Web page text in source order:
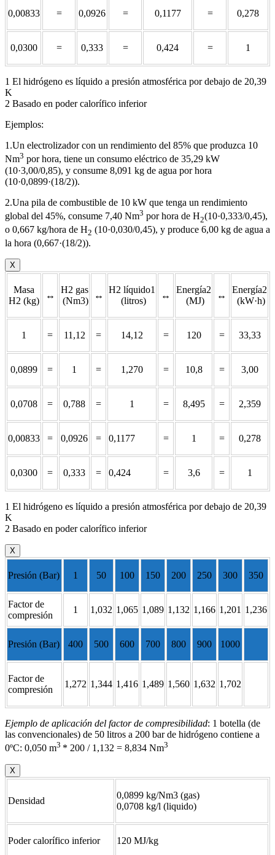
0,00833 = 0,0926 = 0,1177 = 0,278
0,0300 = 0,333 = 0,424 = 1
1 El hidrógeno es líquido a presión atmosférica por debajo de 20,39
K
2 Basado en poder calorífico inferior
Ejemplos:
1.Un electrolizador con un rendimiento del 85% que produzca 10
Nm3 por hora, tiene un consumo eléctrico de 35,29 kW
(10·3,00/0,85), y consume 8,091 kg de agua por hora
(10·0,0899·(18/2)).
2.Una pila de combustible de 10 kW que tenga un rendimiento
global del 45%, consume 7,40 Nm3 por hora de H2(10·0,333/0,45),
o 0,667 kg/hora de H2 (10·0,030/0,45), y produce 6,00 kg de agua a
la hora (0,667·(18/2)).
X
Masa
H2 (kg)
↔
H2 gas
(Nm3)
↔
H2 líquido1
(litros)
↔
Energía2
(MJ)
↔
Energía2
(kW·h)
1 = 11,12 = 14,12 = 120 = 33,33
0,0899 = 1 = 1,270 = 10,8 = 3,00
0,0708 = 0,788 = 1 = 8,495 = 2,359
0,00833 = 0,0926 = 0,1177 = 1 = 0,278
0,0300 = 0,333 = 0,424 = 3,6 = 1
1 El hidrógeno es líquido a presión atmosférica por debajo de 20,39
K
2 Basado en poder calorífico inferior
X
Presión (Bar) 1 50 100 150 200 250 300 350
Factor de
compresión
1 1,032 1,065 1,089 1,132 1,166 1,201 1,236
Presión (Bar) 400 500 600 700 800 900 1000
Factor de
compresión
1,272 1,344 1,416 1,489 1,560 1,632 1,702
Ejemplo de aplicación del factor de compresibilidad: 1 botella (de
las convencionales) de 50 litros a 200 bar de hidrógeno contiene a
0ºC: 0,050 m3 * 200 / 1,132 = 8,834 Nm3
X
Densidad
0,0899 kg/Nm3 (gas)
0,0708 kg/l (liquido)
Poder calorífico inferior 120 MJ/kg